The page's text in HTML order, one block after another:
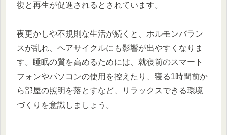
復と再生が促進されるとされています。
夜更かしや不規則な生活が続くと、ホルモンバラン
スが乱れ、ヘアサイクルにも影響が出やすくなりま
す。睡眠の質を高めるためには、就寝前のスマート
フォンやパソコンの使用を控えたり、寝る1時間前か
ら部屋の照明を落とすなど、リラックスできる環境
づくりを意識しましょう。